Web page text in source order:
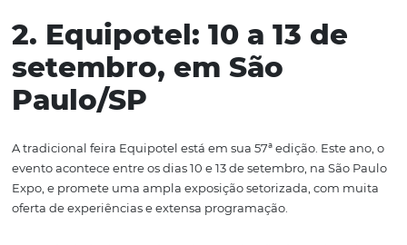
São Paulo. É direcionada a fornecedores do setor
gestores de hotéis, resorts, pousadas, hostels, flats e
focada no desenvolvimento do setor.
evento. Acompanhe a programação napágina da feira
Facebook.